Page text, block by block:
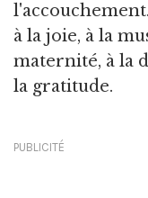
à la joie, à la
maternité, à la
la gratitude.
PUBLICITÉ